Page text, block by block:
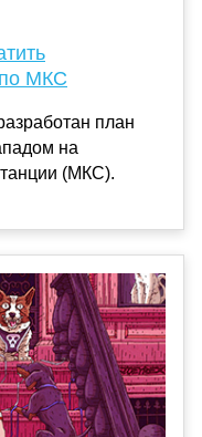
по МКС
план
на
(МКС).